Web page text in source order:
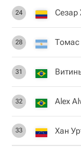
24 Сезар
28 Томас
31
32 Alex
33 Хан